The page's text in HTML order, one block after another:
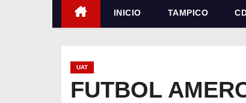
o
INICIO TAMPICO
UAT
FUTBOL